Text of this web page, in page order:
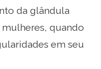
da glândula
quando
em seu